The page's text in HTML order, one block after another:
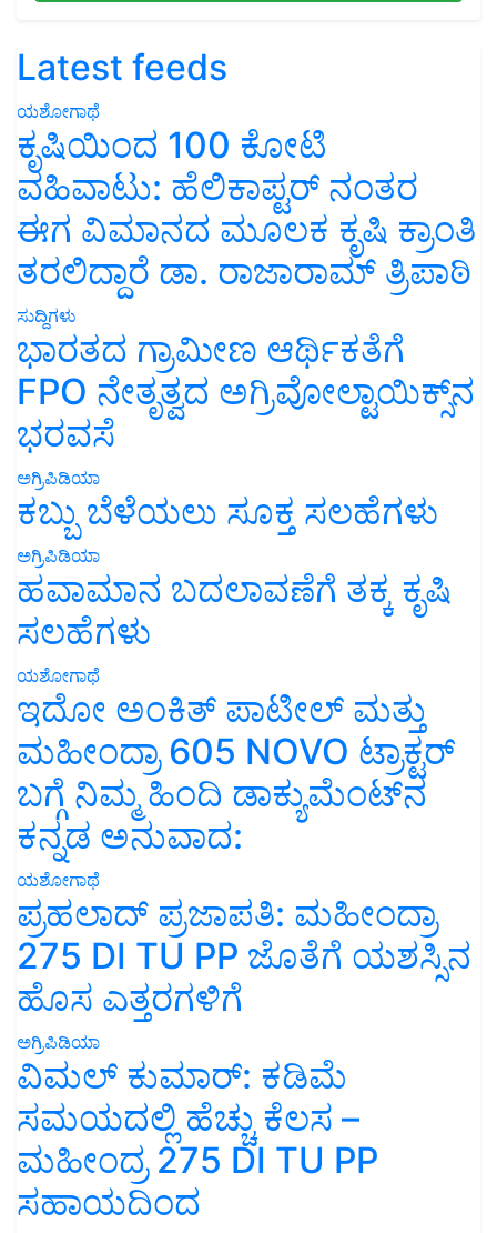
Latest feeds
ಯಶೋಗಾಥೆ
ಕೃಷಿಯಿಂದ 100 ಕೋಟಿ
ವಹಿವಾಟು: ಹೆಲಿಕಾಪ್ಟರ್ ನಂತರ
ಈಗ ವಿಮಾನದ ಮೂಲಕ ಕೃಷಿ ಕ್ರಾಂತಿ
ತರಲಿದ್ದಾರೆ ಡಾ. ರಾಜಾರಾಮ್ ತ್ರಿಪಾಠಿ
ಸುದ್ದಿಗಳು
ಭಾರತದ ಗ್ರಾಮೀಣ ಆರ್ಥಿಕತೆಗೆ
FPO ನೇತೃತ್ವದ ಅಗ್ರಿವೋಲ್ಟಾಯಿಕ್ಸ್‌ನ
ಭರವಸೆ
ಅಗ್ರಿಪಿಡಿಯಾ
ಕಬ್ಬು ಬೆಳೆಯಲು ಸೂಕ್ತ ಸಲಹೆಗಳು
ಅಗ್ರಿಪಿಡಿಯಾ
ಹವಾಮಾನ ಬದಲಾವಣೆಗೆ ತಕ್ಕ ಕೃಷಿ
ಸಲಹೆಗಳು
ಯಶೋಗಾಥೆ
ಇದೋ ಅಂಕಿತ್ ಪಾಟೀಲ್ ಮತ್ತು
ಮಹೀಂದ್ರಾ 605 NOVO ಟ್ರಾಕ್ಟರ್
ಬಗ್ಗೆ ನಿಮ್ಮ ಹಿಂದಿ ಡಾಕ್ಯುಮೆಂಟ್‌ನ
ಕನ್ನಡ ಅನುವಾದ:
ಯಶೋಗಾಥೆ
ಪ್ರಹಲಾದ್ ಪ್ರಜಾಪತಿ: ಮಹೀಂದ್ರಾ
275 DI TU PP ಜೊತೆಗೆ ಯಶಸ್ಸಿನ
ಹೊಸ ಎತ್ತರಗಳಿಗೆ
ಅಗ್ರಿಪಿಡಿಯಾ
ವಿಮಲ್ ಕುಮಾರ್: ಕಡಿಮೆ
ಸಮಯದಲ್ಲಿ ಹೆಚ್ಚು ಕೆಲಸ –
ಮಹೀಂದ್ರ 275 DI TU PP
ಸಹಾಯದಿಂದ